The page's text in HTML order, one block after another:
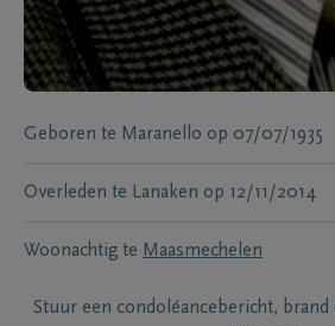
Geboren te Maranello op 07/07/1935
Overleden te Lanaken op 12/11/2014
Woonachtig te Maasmechelen
Stuur een condoléancebericht, brand